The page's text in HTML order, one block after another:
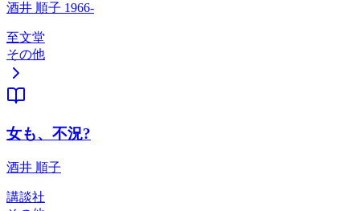
酒井 順子 1966-
至文堂
その他
女も、不況?
酒井 順子
講談社